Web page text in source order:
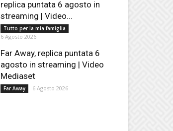
replica puntata 6 agosto in
streaming | Video...
Tutto per la mia famiglia
6 Agosto 2026
Far Away, replica puntata 6
agosto in streaming | Video
Mediaset
Far Away 6 Agosto 2026